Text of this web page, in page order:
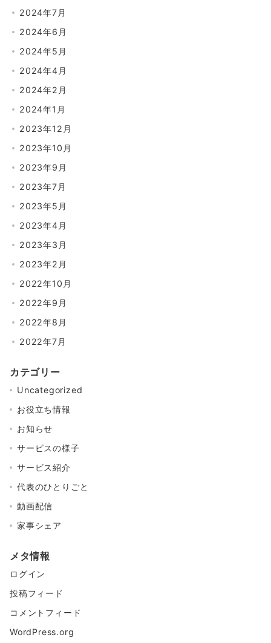
2024年7月
2024年6月
2024年5月
2024年4月
2024年2月
2024年1月
2023年12月
2023年10月
2023年9月
2023年7月
2023年5月
2023年4月
2023年3月
2023年2月
2022年10月
2022年9月
2022年8月
2022年7月
カテゴリー
Uncategorized
お役立ち情報
お知らせ
サービスの様子
サービス紹介
代表のひとりごと
動画配信
家事シェア
メタ情報
ログイン
投稿フィード
コメントフィード
WordPress.org